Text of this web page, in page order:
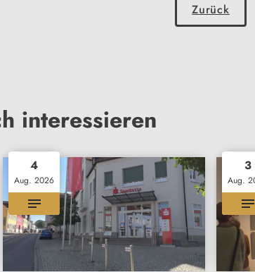
Zurück
interessieren
4
Aug. 2026
3
Aug.